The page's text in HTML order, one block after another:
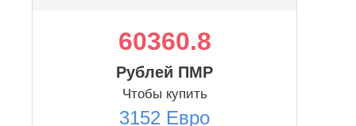
60360.8
Рублей ПМР
Чтобы купить
3152 Евро